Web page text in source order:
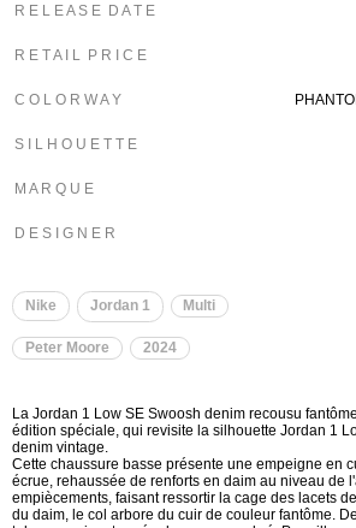
R E L E A S E D A T E
R E T A I L P R I C E
C O L O R W A Y
S I L H O U E T T E
M A R Q U E
D E S I G N E R
Nike Jordan 1 Multi
Peter Moore 2024
La Jordan 1 Low SE Swoosh denim recousu
édition spéciale, qui revisite la silhouette Jordan 1
denim vintage.
Cette chaussure basse présente une empeigne en
écrue, rehaussée de renforts en daim au niveau de
empiècements, faisant ressortir la cage des lacets
du daim, le col arbore du cuir de couleur fantôme.